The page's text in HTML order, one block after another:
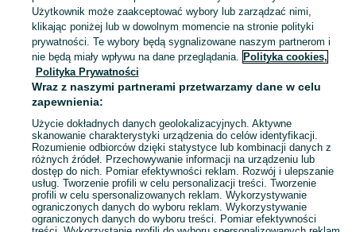
Mapa kategorii
Mapa miejscowości
Mapa ministron
Popularne wyszukiwania
Użytkownik może zaakceptować wybory lub zarządzać nimi,
klikając poniżej lub w dowolnym momencie na stronie polityki
prywatności. Te wybory będą sygnalizowane naszym partnerom i
nie będą miały wpływu na dane przeglądania. Polityka cookies,
Polityka Prywatności
Wraz z naszymi partnerami przetwarzamy dane w celu
zapewnienia:
Użycie dokładnych danych geolokalizacyjnych. Aktywne
skanowanie charakterystyki urządzenia do celów identyfikacji.
Rozumienie odbiorców dzięki statystyce lub kombinacji danych z
różnych źródeł. Przechowywanie informacji na urządzeniu lub
dostęp do nich. Pomiar efektywności reklam. Rozwój i ulepszanie
usług. Tworzenie profili w celu personalizacji treści. Tworzenie
profili w celu spersonalizowanych reklam. Wykorzystywanie
ograniczonych danych do wyboru reklam. Wykorzystywanie
ograniczonych danych do wyboru treści. Pomiar efektywności